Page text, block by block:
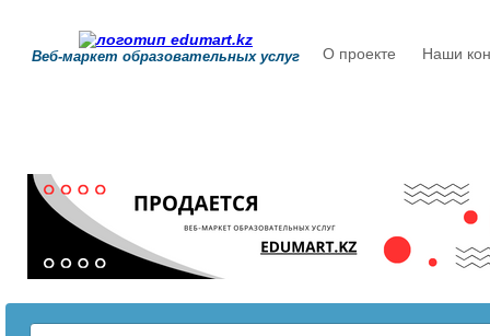
Веб-маркет образовательных услуг О проекте Наши